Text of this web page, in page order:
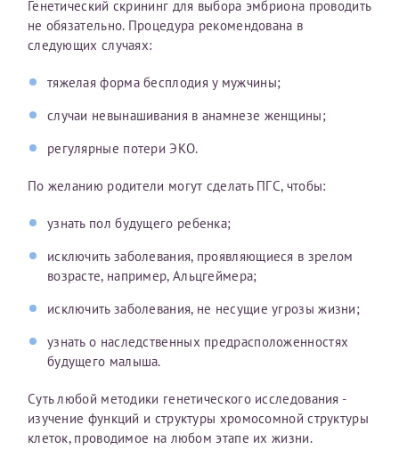
Генетический скрининг для выбора эмбриона проводить
не обязательно. Процедура рекомендована в
следующих случаях:
тяжелая форма бесплодия у мужчины;
случаи невынашивания в анамнезе женщины;
регулярные потери ЭКО.
По желанию родители могут сделать ПГС, чтобы:
узнать пол будущего ребенка;
исключить заболевания, проявляющиеся в зрелом
возрасте, например, Альцгеймера;
исключить заболевания, не несущие угрозы жизни;
узнать о наследственных предрасположенностях
будущего малыша.
Суть любой методики генетического исследования -
изучение функций и структуры хромосомной структуры
клеток, проводимое на любом этапе их жизни.